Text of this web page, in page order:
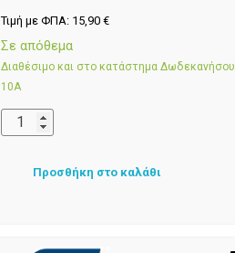
Τιμή με ΦΠΑ: 15,90 €
Σε απόθεμα
Διαθέσιμο και στο κατάστημα Δωδεκανήσου
10Α
Προσθήκη στο καλάθι